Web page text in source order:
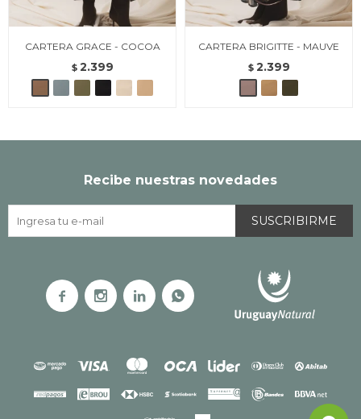
CARTERA GRACE - COCOA
$ 2.399
CARTERA BRIGITTE - MAUVE
$ 2.399
Recibe nuestras novedades
SUSCRIBIRME
   